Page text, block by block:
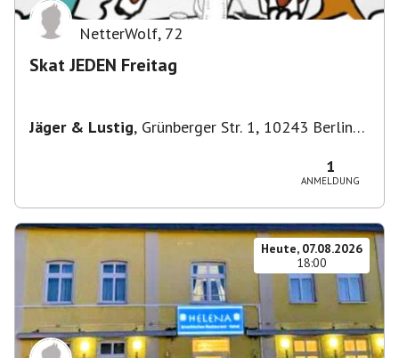
NetterWolf, 72
Skat JEDEN Freitag
Jäger & Lustig, Grünberger Str. 1, 10243 Berlin-
1
ANMELDUNG
Heute, 07.08.2026
18:00